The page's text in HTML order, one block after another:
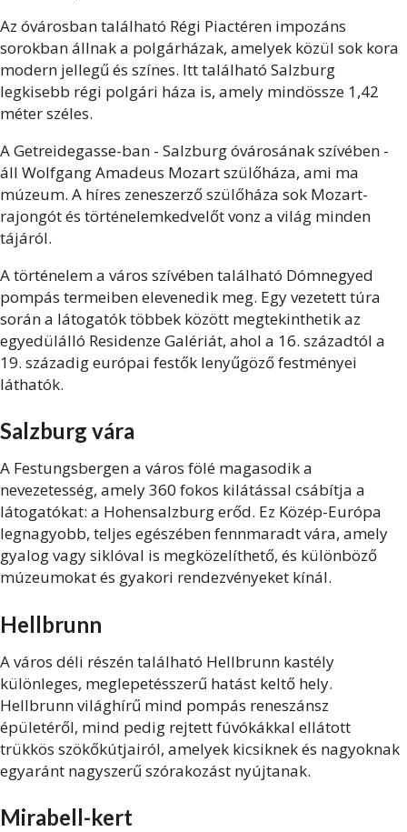
Az óvárosban található Régi Piactéren impozáns
sorokban állnak a polgárházak, amelyek közül sok kora
modern jellegű és színes. Itt található Salzburg
legkisebb régi polgári háza is, amely mindössze 1,42
méter széles.
A Getreidegasse-ban - Salzburg óvárosának szívében -
áll Wolfgang Amadeus Mozart szülőháza, ami ma
múzeum. A híres zeneszerző szülőháza sok Mozart-
rajongót és történelemkedvelőt vonz a világ minden
tájáról.
A történelem a város szívében található Dómnegyed
pompás termeiben elevenedik meg. Egy vezetett túra
során a látogatók többek között megtekinthetik az
egyedülálló Residenze Galériát, ahol a 16. századtól a
19. századig európai festők lenyűgöző festményei
láthatók.
Salzburg vára
A Festungsbergen a város fölé magasodik a
nevezetesség, amely 360 fokos kilátással csábítja a
látogatókat: a Hohensalzburg erőd. Ez Közép-Európa
legnagyobb, teljes egészében fennmaradt vára, amely
gyalog vagy siklóval is megközelíthető, és különböző
múzeumokat és gyakori rendezvényeket kínál.
Hellbrunn
A város déli részén található Hellbrunn kastély
különleges, meglepetésszerű hatást keltő hely.
Hellbrunn világhírű mind pompás reneszánsz
épületéről, mind pedig rejtett fúvókákkal ellátott
trükkös szökőkútjairól, amelyek kicsiknek és nagyoknak
egyaránt nagyszerű szórakozást nyújtanak.
Mirabell-kert